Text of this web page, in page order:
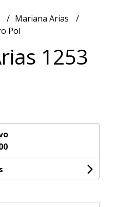
Mariana Arias
Pol
1253